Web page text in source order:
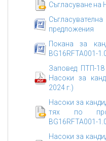
Съгласуване на
предложения
Покана за
BG16RFTA001-
Заповед ПТП-
Насоки за
2024 г.)
Насоки за
тях по
BG16RFTA001-
Насоки за